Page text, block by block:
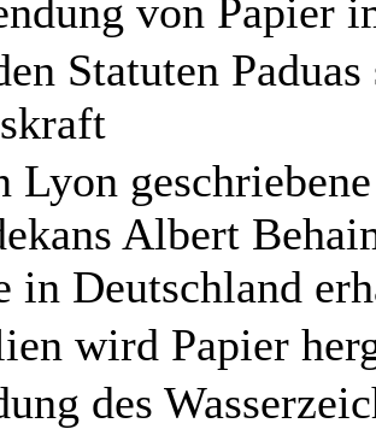
von Papier
Statuten
Lyon
Albert
in Deutschland
wird Papier
des